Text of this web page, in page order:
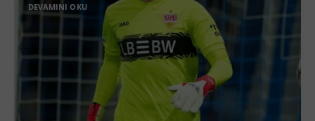
DEVAMINI OKU